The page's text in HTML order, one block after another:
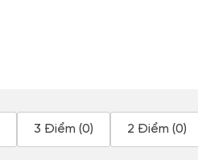
3 Điểm (0) 2 Điểm (0)